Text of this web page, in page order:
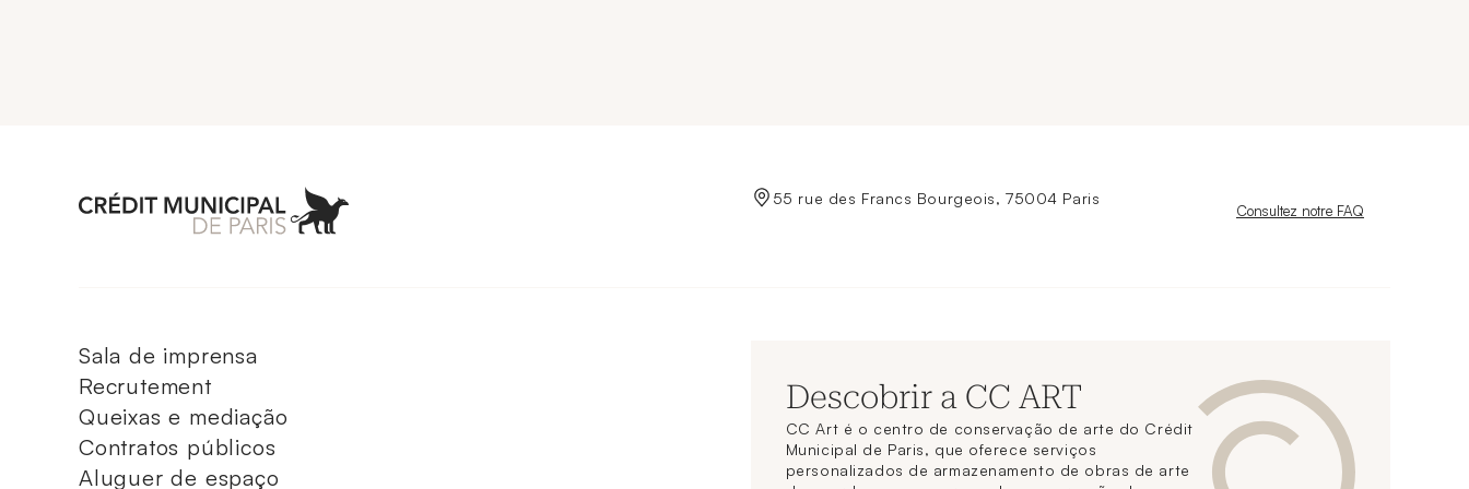
Aller à l'accueil de Crédit Municipal de Paris 55 rue des Francs Bourgeois, 75004 Paris
Nouvelle fenêtre
Consultez notre FAQ
Sala de imprensa
Recrutement
Queixas e mediação
Contratos públicos
Aluguer de espaço
Descobrir a CC ART
CC Art é o centro de conservação de arte do Crédit
Municipal de Paris, que oferece serviços
personalizados de armazenamento de obras de arte